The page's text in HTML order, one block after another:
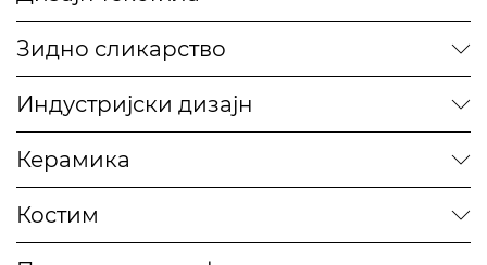
Зидно сликарство
Индустријски дизајн
Керамика
Костим